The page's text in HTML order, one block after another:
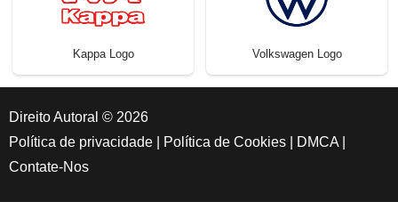
Kappa Logo Volkswagen Logo
Direito Autoral © 2026
Política de privacidade
Política de Cookies DMCA
Contate-Nos